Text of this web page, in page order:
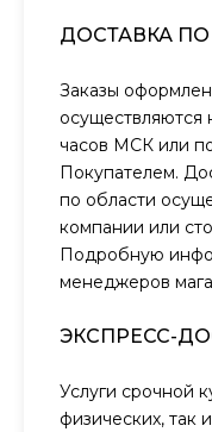
ДОСТАВКА
Заказы
часов МСК или
Покупателем.
по области
компании или
Подробную
менеджеров
ЭКСПРЕСС-
Услуги срочной
физических, так